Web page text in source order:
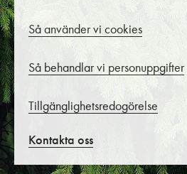
Så använder vi cookies
Så behandlar vi personuppgifter
Tillgänglighetsredogörelse
Kontakta oss